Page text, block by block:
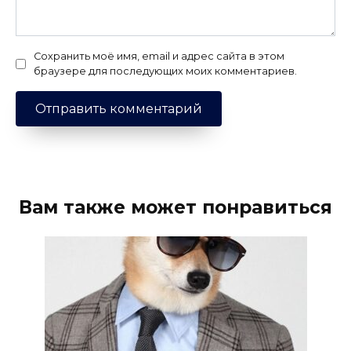
Сохранить моё имя, email и адрес сайта в этом
браузере для последующих моих комментариев.
Вам также может понравиться